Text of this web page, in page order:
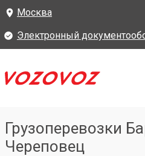
Москва
Электронный
Грузоперевозки
Череповец